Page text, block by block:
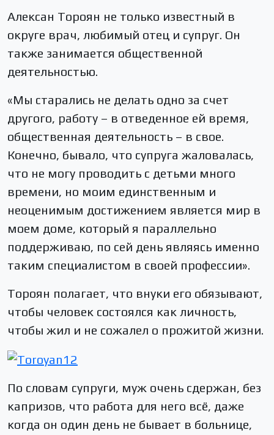
Алексан Тороян не только известный в
округе врач, любимый отец и супруг. Он
также занимается общественной
деятельностью.
«Мы старались не делать одно за счет
другого, работу – в отведенное ей время,
общественная деятельность – в свое.
Конечно, бывало, что супруга жаловалась,
что не могу проводить с детьми много
времени, но моим единственным и
неоценимым достижением является мир в
моем доме, который я параллельно
поддерживаю, по сей день являясь именно
таким специалистом в своей профессии».
Тороян полагает, что внуки его обязывают,
чтобы человек состоялся как личность,
чтобы жил и не сожалел о прожитой жизни.
По словам супруги, муж очень сдержан, без
капризов, что работа для него всё, даже
когда он один день не бывает в больнице,